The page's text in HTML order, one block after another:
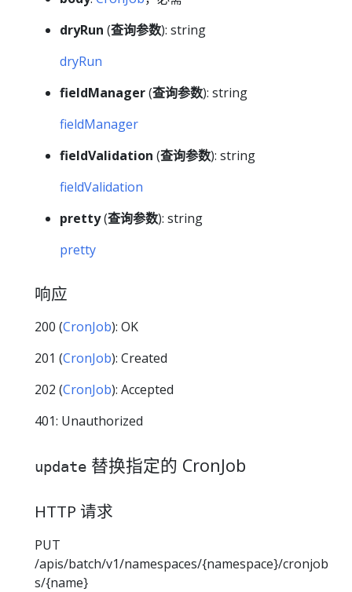
dryRun (查询参数): string
dryRun
fieldManager(查询参数): string
fieldManager
fieldValidation (查询参数): string
fieldValidation
pretty(查询参数): string
pretty
响应
200 (CronJob): OK
201 (CronJob): Created
202 (CronJob): Accepted
401: Unauthorized
update 替换指定的 CronJob
HTTP 请求
PUT
/apis/batch/v1/namespaces/{namespace}/cronjob
s/{name}